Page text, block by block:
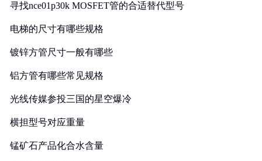
寻找nce01p30k MOSFET管的合适替代型号
电梯的尺寸有哪些规格
镀锌方管尺寸一般有哪些
铝方管有哪些常见规格
光线传媒参投三国的星空爆冷
横担型号对应重量
锰矿石产品化合水含量